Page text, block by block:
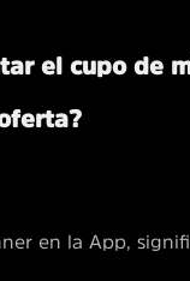
el cupo de
en la App,